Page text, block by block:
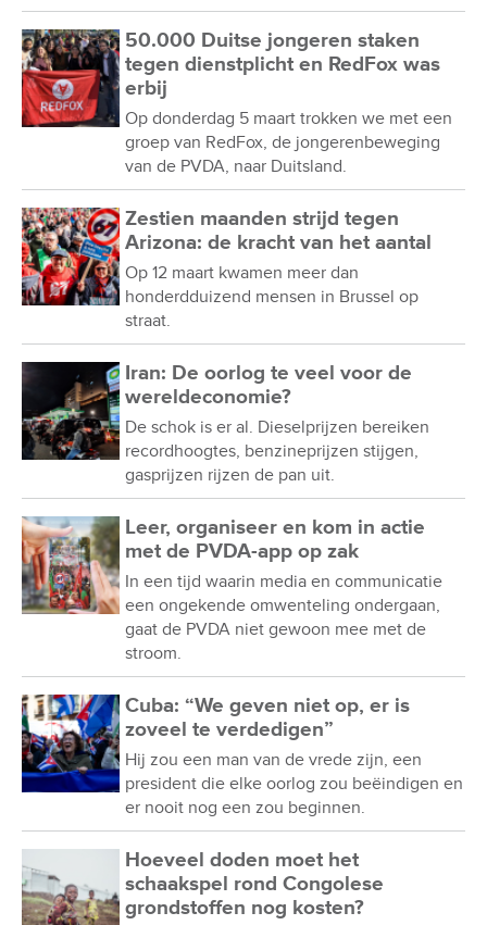
50.000 Duitse jongeren staken
tegen dienstplicht en RedFox was
erbij
Op donderdag 5 maart trokken we met een
groep van RedFox, de jongerenbeweging
van de PVDA, naar Duitsland.
Zestien maanden strijd tegen
Arizona: de kracht van het aantal
Op 12 maart kwamen meer dan
honderdduizend mensen in Brussel op
straat.
Iran: De oorlog te veel voor de
wereldeconomie?
De schok is er al. Dieselprijzen bereiken
recordhoogtes, benzineprijzen stijgen,
gasprijzen rijzen de pan uit.
Leer, organiseer en kom in actie
met de PVDA-app op zak
In een tijd waarin media en communicatie
een ongekende omwenteling ondergaan,
gaat de PVDA niet gewoon mee met de
stroom.
Cuba: “We geven niet op, er is
zoveel te verdedigen”
Hij zou een man van de vrede zijn, een
president die elke oorlog zou beëindigen en
er nooit nog een zou beginnen.
Hoeveel doden moet het
schaakspel rond Congolese
grondstoffen nog kosten?